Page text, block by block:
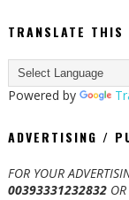
TRANSLATE
Powered by
ADVERTISING /
FOR YOUR
00393331232832OR